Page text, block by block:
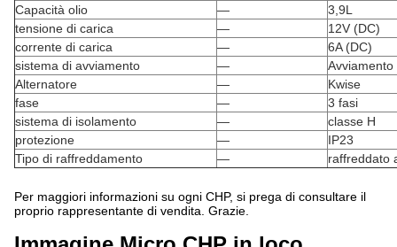
Capacità olio
—
3,9L
tensione di carica
—
12V (DC)
corrente di carica
—
6A (DC)
sistema di avviamento
—
Avviamento
Alternatore
—
Kwise
fase
—
3 fasi
sistema di isolamento
—
classe H
protezione
—
IP23
Tipo di raffreddamento
— raffreddato
Per maggiori informazioni su ogni CHP, si prega di consultare il
proprio rappresentante di vendita. Grazie.